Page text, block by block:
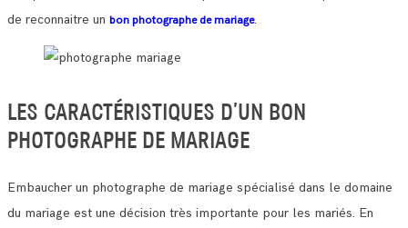
de reconnaitre un bon photographe de mariage.
LES CARACTÉRISTIQUES D’UN BON
PHOTOGRAPHE DE MARIAGE
Embaucher un photographe de mariage spécialisé dans le domaine
du mariage est une décision très importante pour les mariés. En